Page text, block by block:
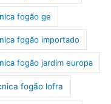
fogão ge
fogão importado
fogão jardim europa
fogão lofra